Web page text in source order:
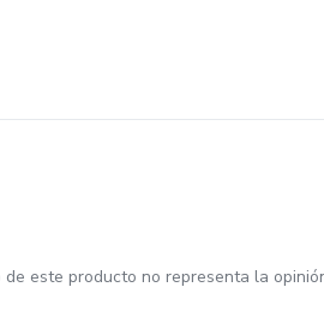
de este producto no representa la